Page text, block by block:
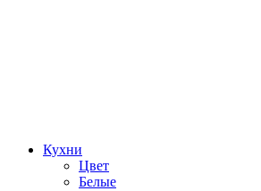
Кухни
Цвет
Белые